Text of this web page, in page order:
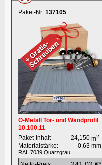
Paket-Nr 137105
O-Metall Tor- und Wandprofil
10.100.11
Paket-Inhalt
24,150 m2
Materialstärke: 0,63 mm
RAL 7039 Quarzgrau